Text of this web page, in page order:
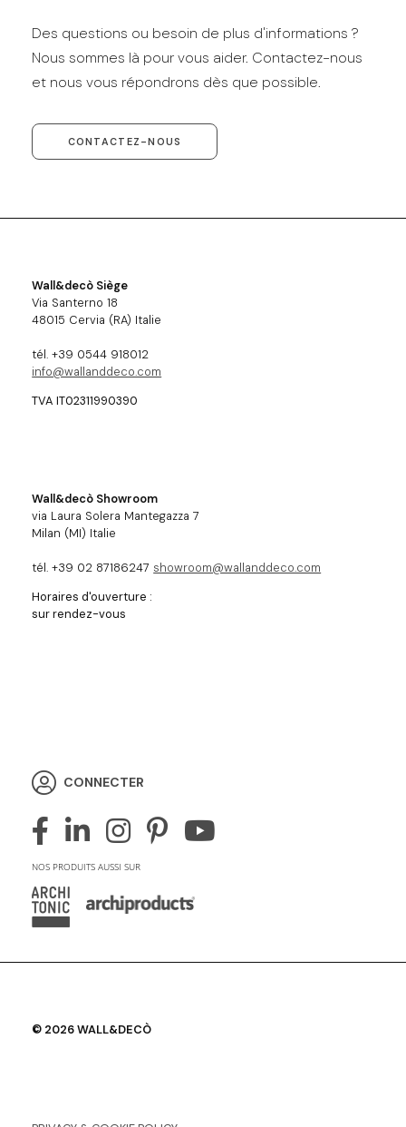
Des questions ou besoin de plus d'informations ?
Nous sommes là pour vous aider. Contactez-nous
et nous vous répondrons dès que possible.
CONTACTEZ-NOUS
Wall&decò Siège
Via Santerno 18
48015 Cervia (RA) Italie
tél. +39 0544 918012
info@wallanddeco.com
TVA IT02311990390
Wall&decò Showroom
via Laura Solera Mantegazza 7
Milan (MI) Italie
tél. +39 02 87186247 showroom@wallanddeco.com
Horaires d'ouverture :
sur rendez-vous
CONNECTER
NOS PRODUITS AUSSI SUR
© 2026 WALL&DECÒ